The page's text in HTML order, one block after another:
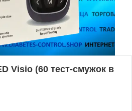
Visio (60 тест-смужок в